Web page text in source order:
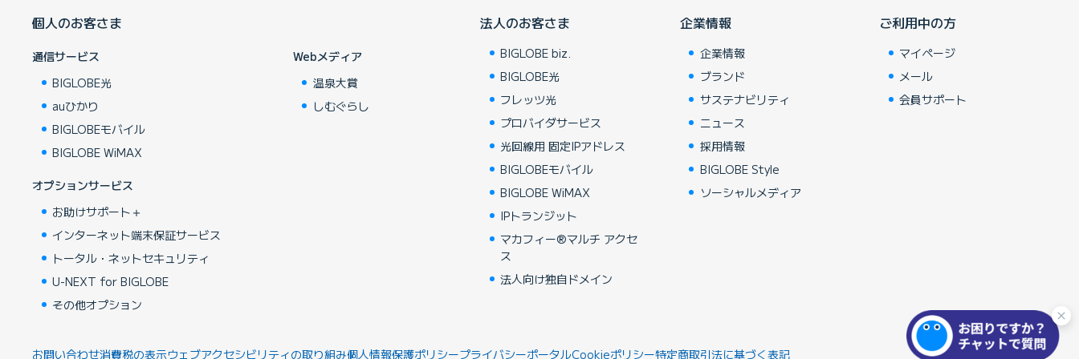
個人のお客さま
通信サービス
BIGLOBE光
auひかり
BIGLOBEモバイル
BIGLOBE WiMAX
オプションサービス
お助けサポート＋
インターネット端末保証サービス
トータル・ネットセキュリティ
U-NEXT for BIGLOBE
その他オプション
Webメディア
温泉大賞
しむぐらし
法人のお客さま
BIGLOBE biz.
BIGLOBE光
フレッツ光
プロバイダサービス
光回線用 固定IPアドレス
BIGLOBEモバイル
BIGLOBE WiMAX
IPトランジット
マカフィー®マルチ アクセ
ス
法人向け独自ドメイン
企業情報
企業情報
ブランド
サステナビリティ
ニュース
採用情報
BIGLOBE Style
ソーシャルメディア
ご利用中の方
マイページ
メール
会員サポート
お問い合わせ消費税の表示ウェブアクセシビリティの取り組み個人情報保護ポリシープライバシーポータルCookieポリシー特定商取引法に基づく表記